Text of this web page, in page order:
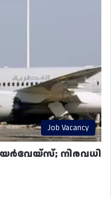
Job Vacancy
നിരവധി